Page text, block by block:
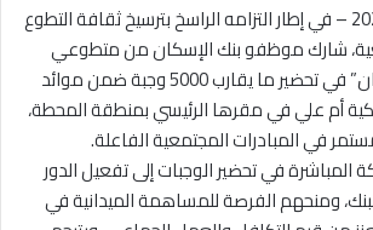
هرمنا- عمان، آذار 2026 – في إطار التزامه الراسخ بترسيخ ثقافة التطوع
شارك موظفو بنك الإسكان من متطوعي
برنامج “إمكان الإسكان” في تحضير ما يقارب 5000 وجبة ضمن موائد
أم علي في مقرها الرئيسي بمنطقة المحطة،
في المبادرات المجتمعية الفاعلة.
في تحضير الوجبات إلى تفعيل الدور
ومنحهم الفرصة للمساهمة الميدانية في